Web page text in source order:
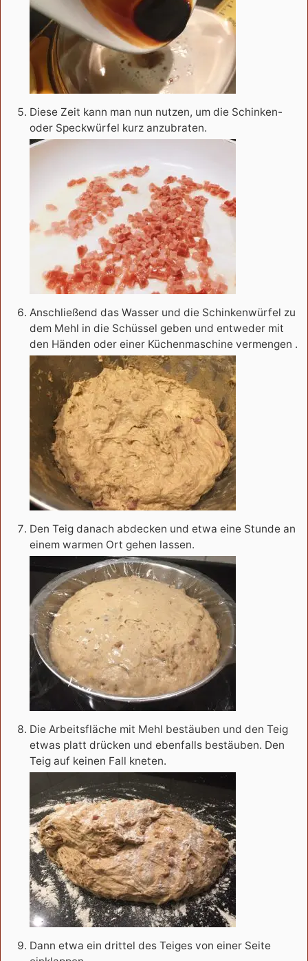
Diese Zeit kann man nun nutzen, um die Schinken-
oder Speckwürfel kurz anzubraten.
Anschließend das Wasser und die Schinkenwürfel zu
dem Mehl in die Schüssel geben und entweder mit
den Händen oder einer Küchenmaschine vermengen .
Den Teig danach abdecken und etwa eine Stunde an
einem warmen Ort gehen lassen.
Die Arbeitsfläche mit Mehl bestäuben und den Teig
etwas platt drücken und ebenfalls bestäuben. Den
Teig auf keinen Fall kneten.
Dann etwa ein drittel des Teiges von einer Seite